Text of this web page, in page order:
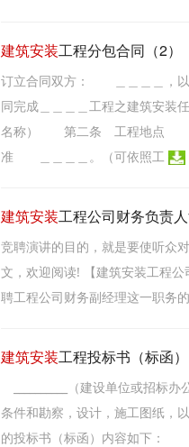
建筑安装工程分包合同（2）
订立合同双方： ＿＿＿＿，以
同完成＿＿＿＿工程之建筑安
名称） 第二条 工程地点
准 ＿＿＿＿。（可依照工
建筑安装工程公司财务负责
竞聘演讲的目的，就是要使听众
文，欢迎阅读! 【建筑安装工程
聘工程公司财务副经理这一职务
建筑安装工程投标书（标函）
__________（建设
条件和勘察，设计，施工图纸，
的投标书（标